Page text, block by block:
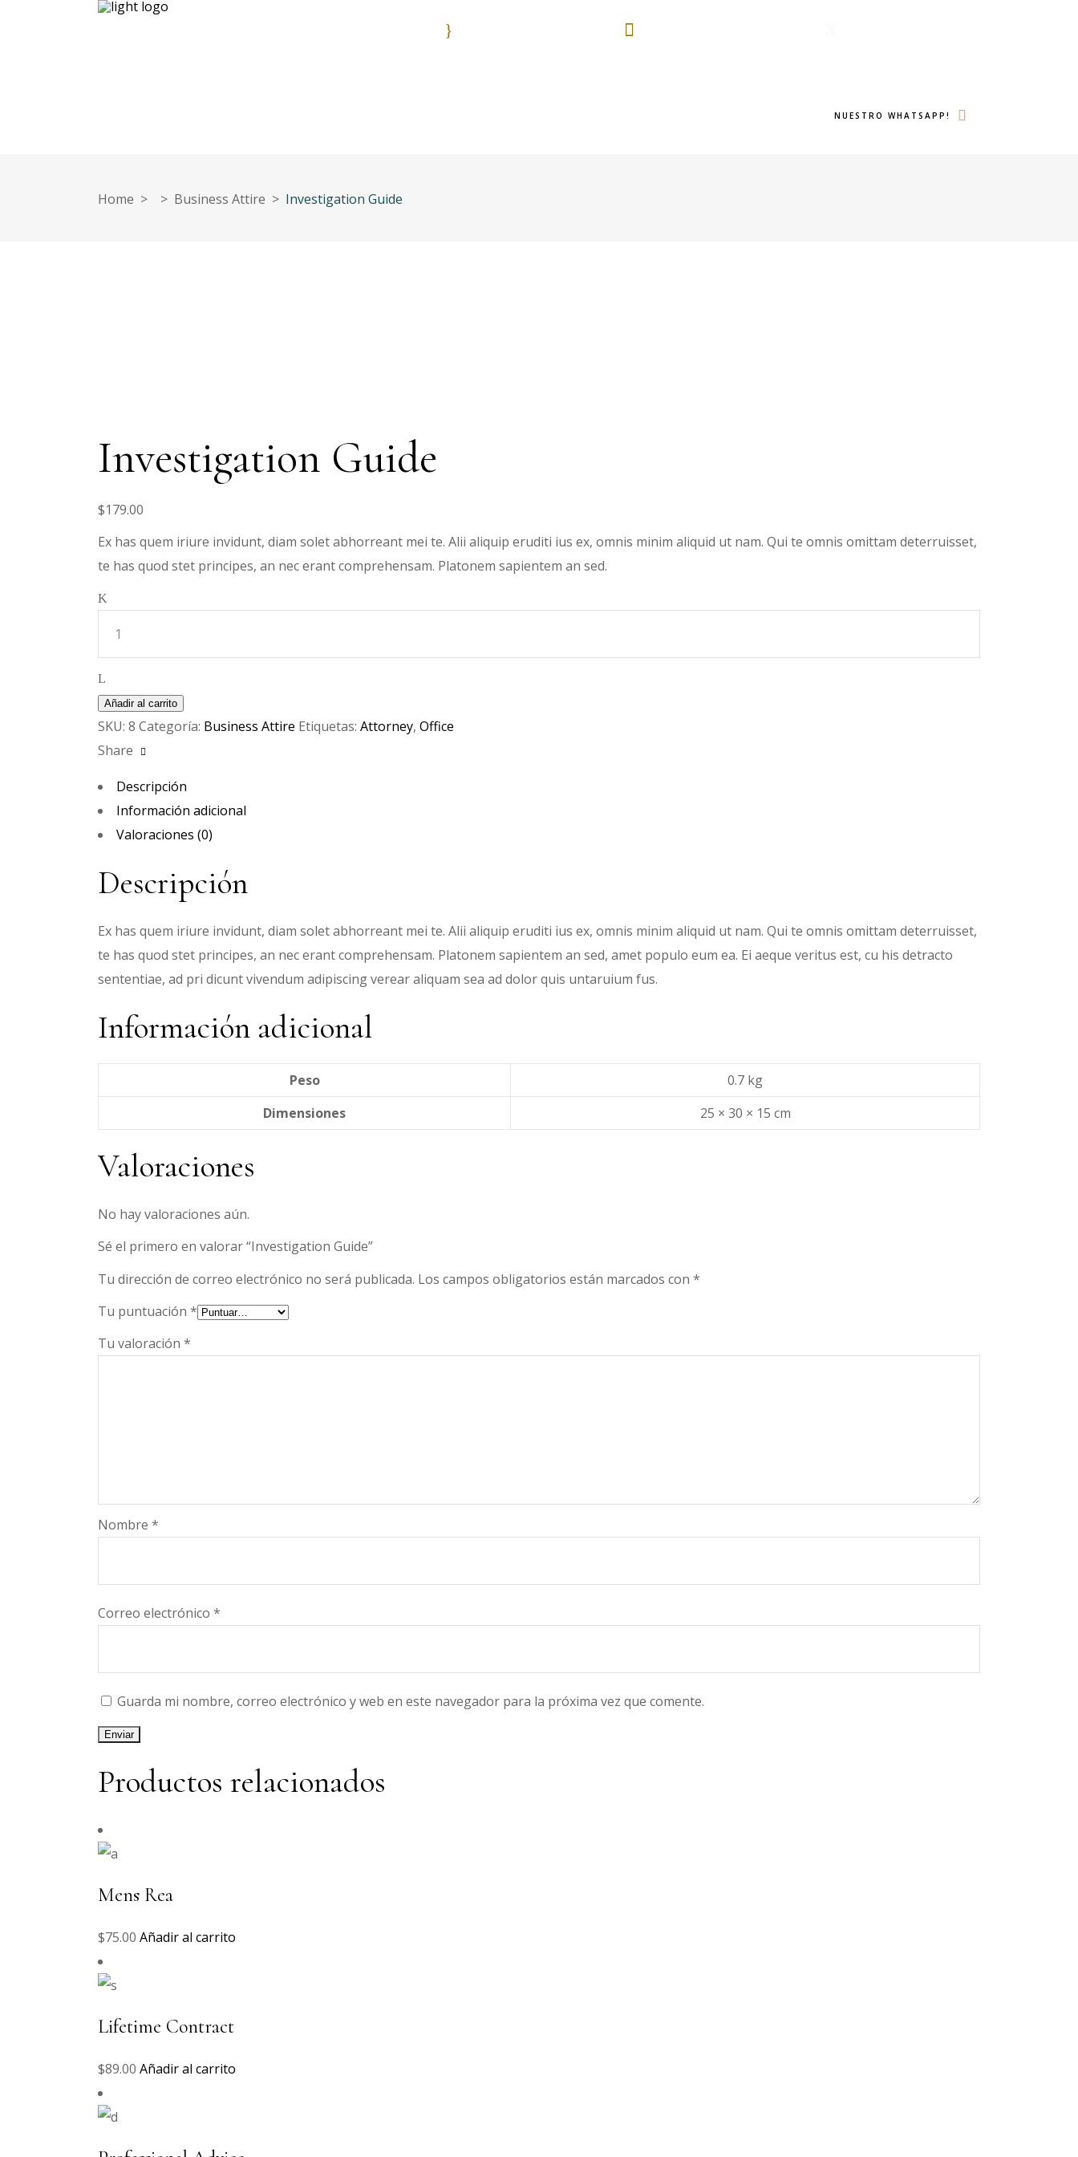
NUESTRO WHATSAPP!
Home > > Business Attire > Investigation Guide
Investigation Guide
$179.00
Ex has quem iriure invidunt, diam solet abhorreant mei te. Alii aliquip eruditi ius ex, omnis minim aliquid ut nam. Qui te omnis omittam deterruisset,
te has quod stet principes, an nec erant comprehensam. Platonem sapientem an sed.
Investigation
Añadir al carrito
SKU: 8 Categoría: Business Attire Etiquetas: Attorney, Office
Share
Descripción
Información adicional
Valoraciones (0)
Descripción
Ex has quem iriure invidunt, diam solet abhorreant mei te. Alii aliquip eruditi ius ex, omnis minim aliquid ut nam. Qui te omnis omittam deterruisset,
te has quod stet principes, an nec erant comprehensam. Platonem sapientem an sed, amet populo eum ea. Ei aeque veritus est, cu his detracto
sententiae, ad pri dicunt vivendum adipiscing verear aliquam sea ad dolor quis untaruium fus.
Información adicional
Peso
0.7 kg
Dimensiones
25 × 30 × 15 cm
Valoraciones
No hay valoraciones aún.
Sé el primero en valorar “Investigation Guide”
Tu dirección de correo electrónico no será publicada. Los campos obligatorios están marcados con *
Tu puntuación *
Tu valoración *
Nombre *
Correo electrónico *
Guarda mi nombre, correo electrónico y web en este navegador para la próxima vez que comente.
Productos relacionados
Mens Rea
$75.00 Añadir al carrito
Lifetime Contract
$89.00 Añadir al carrito